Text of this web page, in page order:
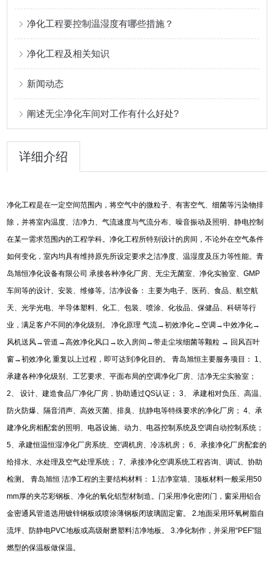
净化工程要控制温湿度有哪些措施？
净化工程及相关知识
新闻动态
阐述无尘净化车间对工作有什么好处?
详细介绍
净化工程是在一定空间范围内，将空气中的微粒子、有害空气、细菌等污染物排
除，并将室内温度、洁净力、气流速度与气流分布、噪音振动及照明、静电控制
在某一需求范围内的工程学科。净化工程所特别设计的房间，不论外在空气条件
如何变化，室内均具有维持原先所设定要求之洁净度、温湿度及压力等性能。青
岛旭恒净化设备有限公司 承接各种净化厂房、无尘无菌室、净化实验室、GMP
车间等的设计、安装、维修等。洁净设备：
主要为电子、医药、食品、航空航
天、光学光电、半导体塑料、化工、包装、喷涂、化妆品、保健品、科研等行
业，满足客户不同的净化级别。
净化原理 气流→初效净化→ 空调 →中效净化→
风机送风→管道 →高效净化风口 → 吹入房间 →带走尘埃细菌等颗粒 → 回风百叶
窗→初效净化 重复以上过程，即可达到净化目的。 青岛旭恒主要服务项目： 1、
承建各种净化级别、工艺要求、平面布局的空调净化厂房、洁净无尘实验室；
2、 设计、建造食品厂净化厂房，协助通过QS认证； 3、
承建相对负压、高温、
防火防爆、隔音消声、高效灭菌、排臭、抗静电等特殊要求的净化厂房； 4、承
建净化房相配套的照明、电器设施、动力、电器控制系统及空调自动控制系统；
5、承建恒温恒湿净化厂房系统、空调机房、冷冻机房； 6、承接净化厂房配套的
给排水、水处理及空气处理系统； 7、承接净化空调系统工程咨询、调试、协助
检测。
青岛旭恒 洁净工程的主要结构材料： 1.洁净室墙、顶板材料一般采用50
mm厚的夹芯彩钢板、净化的氧化铝型材制造。门采用净化密闭门，窗采用铝合
金密通风管道选用镀锌钢板或喷涂薄钢板闭玻璃固定窗。
2.地面采用环氧树脂自
流坪、防静电PVC地板或高级耐磨塑料洁净地板。 3.净化制作，并采用“PEF”阻
燃型的保温板做保温。